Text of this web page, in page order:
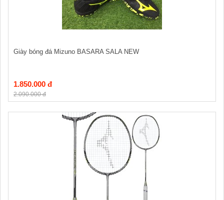
Giày bóng đá Mizuno BASARA SALA NEW
1.850.000 đ
2.090.000 đ